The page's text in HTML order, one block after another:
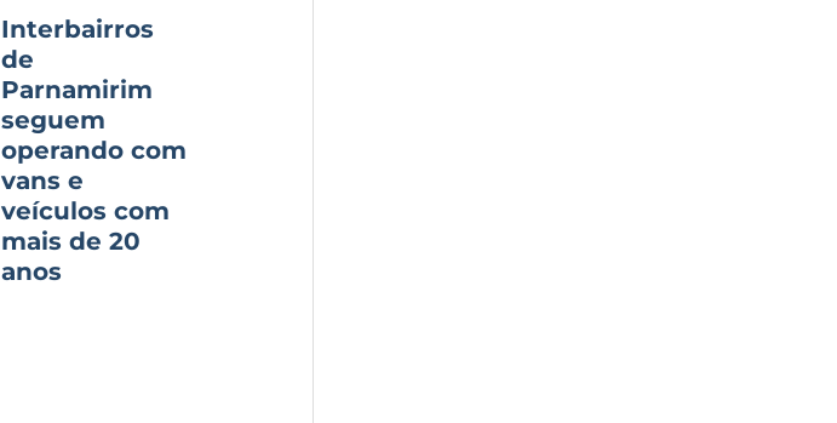
Interbairros
de
Parnamirim
seguem
operando com
vans e
veículos com
mais de 20
anos